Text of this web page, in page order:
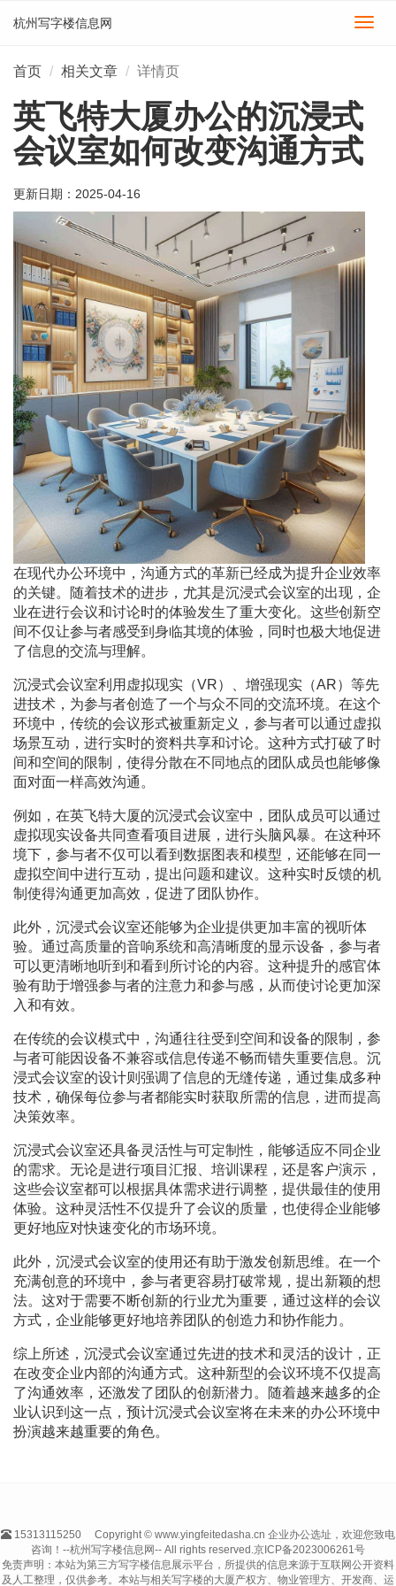
切
杭州写字楼信息网
首页 相关文章 详情页
英飞特大厦办公的沉浸式
会议室如何改变沟通方式
更新日期： 2025-04-16
在现代办公环境中，沟通方式的革新已经成为提升企业效率
的关键。随着技术的进步，尤其是沉浸式会议室的出现，企
业在进行会议和讨论时的体验发生了重大变化。这些创新空
间不仅让参与者感受到身临其境的体验，同时也极大地促进
了信息的交流与理解。
沉浸式会议室利用虚拟现实（VR）、增强现实（AR）等先
进技术，为参与者创造了一个与众不同的交流环境。在这个
环境中，传统的会议形式被重新定义，参与者可以通过虚拟
场景互动，进行实时的资料共享和讨论。这种方式打破了时
间和空间的限制，使得分散在不同地点的团队成员也能够像
面对面一样高效沟通。
例如，在英飞特大厦的沉浸式会议室中，团队成员可以通过
虚拟现实设备共同查看项目进展，进行头脑风暴。在这种环
境下，参与者不仅可以看到数据图表和模型，还能够在同一
虚拟空间中进行互动，提出问题和建议。这种实时反馈的机
制使得沟通更加高效，促进了团队协作。
此外，沉浸式会议室还能够为企业提供更加丰富的视听体
验。通过高质量的音响系统和高清晰度的显示设备，参与者
可以更清晰地听到和看到所讨论的内容。这种提升的感官体
验有助于增强参与者的注意力和参与感，从而使讨论更加深
入和有效。
在传统的会议模式中，沟通往往受到空间和设备的限制，参
与者可能因设备不兼容或信息传递不畅而错失重要信息。沉
浸式会议室的设计则强调了信息的无缝传递，通过集成多种
技术，确保每位参与者都能实时获取所需的信息，进而提高
决策效率。
沉浸式会议室还具备灵活性与可定制性，能够适应不同企业
的需求。无论是进行项目汇报、培训课程，还是客户演示，
这些会议室都可以根据具体需求进行调整，提供最佳的使用
体验。这种灵活性不仅提升了会议的质量，也使得企业能够
更好地应对快速变化的市场环境。
此外，沉浸式会议室的使用还有助于激发创新思维。在一个
充满创意的环境中，参与者更容易打破常规，提出新颖的想
法。这对于需要不断创新的行业尤为重要，通过这样的会议
方式，企业能够更好地培养团队的创造力和协作能力。
综上所述，沉浸式会议室通过先进的技术和灵活的设计，正
在改变企业内部的沟通方式。这种新型的会议环境不仅提高
了沟通效率，还激发了团队的创新潜力。随着越来越多的企
业认识到这一点，预计沉浸式会议室将在未来的办公环境中
扮演越来越重要的角色。
15313115250
Copyright © www.yingfeitedasha.cn 企业办公选址，欢迎您致电
咨询！--杭州写字楼信息网-- All rights reserved.京ICP备2023006261号
免责声明：本站为第三方写字楼信息展示平台，所提供的信息来源于互联网公开资料
及人工整理，仅供参考。本站与相关写字楼的大厦产权方、物业管理方、开发商、运